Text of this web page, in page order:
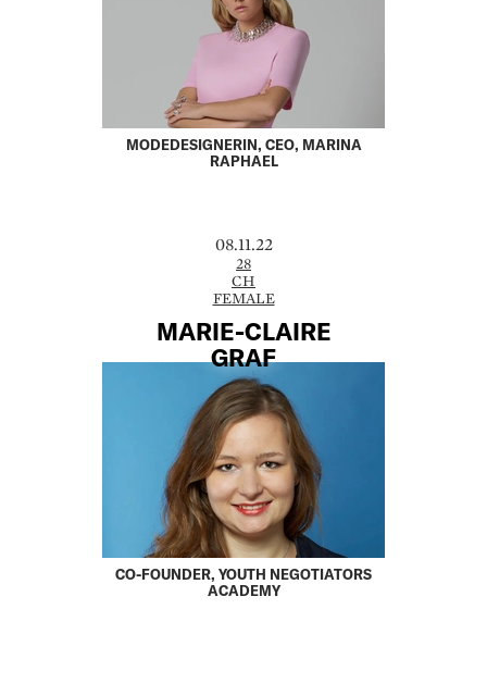
MODEDESIGNERIN, CEO, MARINA
RAPHAEL
08.11.22
28
CH
FEMALE
MARIE-CLAIRE
­GRAF
CO-FOUNDER, YOUTH NEGOTIATORS
ACADEMY